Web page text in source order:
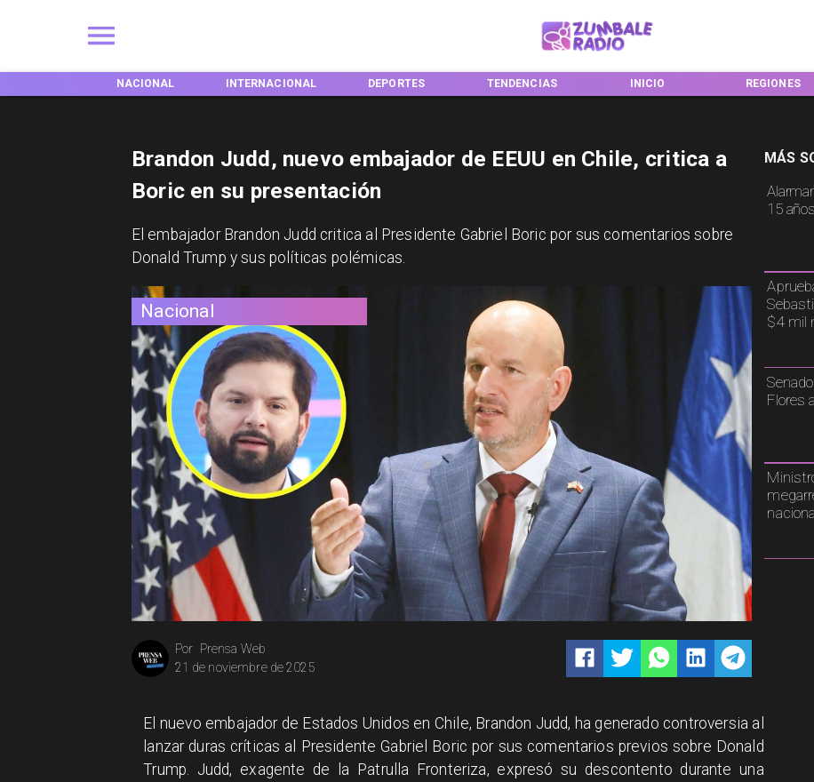
NACIONAL INTERNACIONAL DEPORTES TENDENCIAS INICIO REGIONES
Nacional
Prensa Web
Por
21 de noviembre de 2025
15
$4 mil
Flores
MÁS
Brandon Judd, nuevo embajador de EEUU en Chile, critica a
Boric en su presentación
El embajador Brandon Judd critica al Presidente Gabriel Boric por sus comentarios sobre
Donald Trump y sus políticas polémicas.
El nuevo embajador de Estados Unidos en Chile, Brandon Judd, ha generado controversia al
lanzar duras críticas al Presidente Gabriel Boric por sus comentarios previos sobre Donald
Trump. Judd, exagente de la Patrulla Fronteriza, expresó su descontento durante una